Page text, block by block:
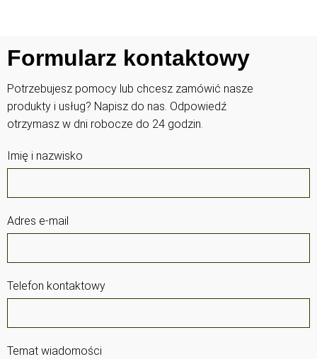
Formularz kontaktowy
Potrzebujesz pomocy lub chcesz zamówić nasze
produkty i usług? Napisz do nas. Odpowiedź
otrzymasz w dni robocze do 24 godzin.
Imię i nazwisko
Adres e-mail
Telefon kontaktowy
Temat wiadomości